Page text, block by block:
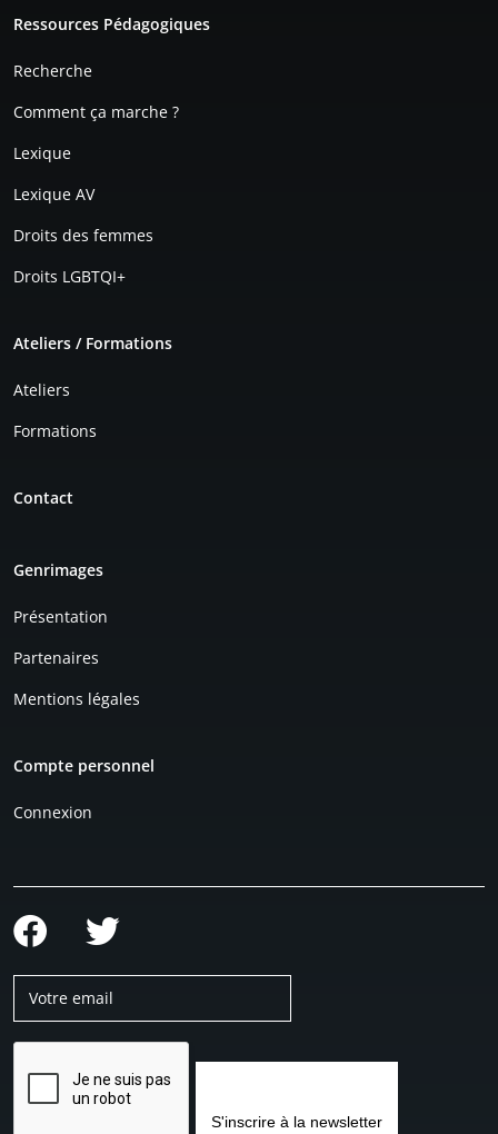
Ressources Pédagogiques
Recherche
Comment ça marche ?
Lexique
Lexique AV
Droits des femmes
Droits LGBTQI+
Ateliers / Formations
Ateliers
Formations
Contact
Genrimages
Présentation
Partenaires
Mentions légales
Compte personnel
Connexion